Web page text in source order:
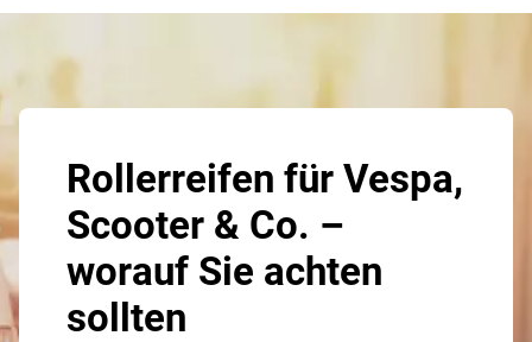
Rollerreifen für Vespa,
Scooter & Co. –
worauf Sie achten
sollten